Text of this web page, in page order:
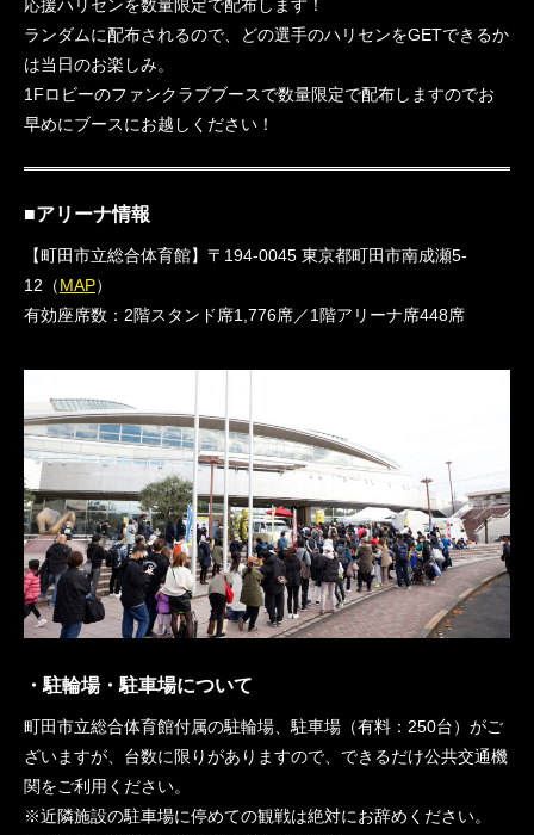
応援ハリセンを数量限定で配布します！
ランダムに配布されるので、どの選手のハリセンをGETできるか
は当日のお楽しみ。
1Fロビーのファンクラブブースで数量限定で配布しますのでお
早めにブースにお越しください！
■アリーナ情報
【町田市立総合体育館】〒194-0045 東京都町田市南成瀬5-
12（MAP）
有効座席数：2階スタンド席1,776席／1階アリーナ席448席
・駐輪場・駐車場について
町田市立総合体育館付属の駐輪場、駐車場（有料：250台）がご
ざいますが、台数に限りがありますので、できるだけ公共交通機
関をご利用ください。
※近隣施設の駐車場に停めての観戦は絶対にお辞めください。